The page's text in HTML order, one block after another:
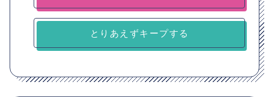
とりあえずキープする